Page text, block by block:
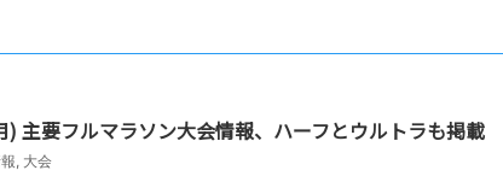
) 主要フルマラソン大会情報、ハーフとウルトラも掲載
, 大会